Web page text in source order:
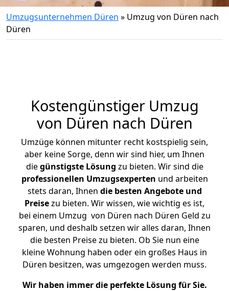
Umzugsunternehmen Düren » Umzug von Düren nach
Düren
Kostengünstiger Umzug
von Düren nach Düren
Umzüge können mitunter recht kostspielig sein,
aber keine Sorge, denn wir sind hier, um Ihnen
diegünstigste Lösung zu bieten. Wir sind die
professionellen Umzugsexperten und arbeiten
stets daran, Ihnen die besten Angebote und
Preisezu bieten. Wir wissen, wie wichtig es ist,
bei einem Umzug von Düren nach Düren Geld zu
sparen, und deshalb setzen wir alles daran, Ihnen
die besten Preise zu bieten. Ob Sie nun eine
kleine Wohnung haben oder ein großes Haus in
Düren besitzen, was umgezogen werden muss.
Wir haben immer die perfekte Lösung für Sie.